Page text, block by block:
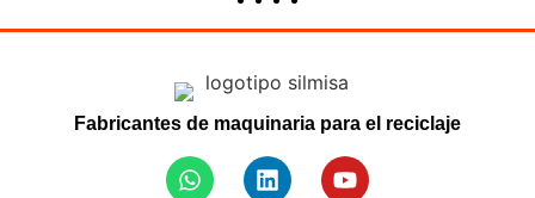
Fabricantes de maquinaria para el reciclaje